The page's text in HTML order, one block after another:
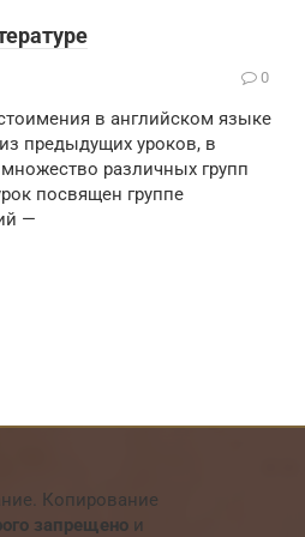
0
в английском языке
предыдущих уроков, в
различных групп
посвящен группе
—
Копирование
запрещено и